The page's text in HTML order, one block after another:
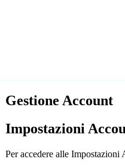
Gestione Account
Impostazioni
Per accedere alle